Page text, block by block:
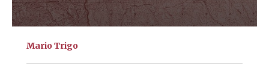
Mario Trigo